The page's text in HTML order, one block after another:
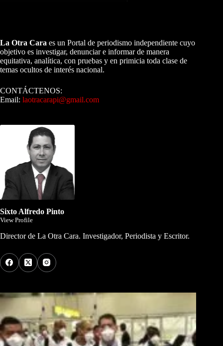
La Otra Cara es un Portal de periodismo independiente cuyo
objetivo es investigar, denunciar e informar de manera
equitativa, analítica, con pruebas y en primicia toda clase de
temas ocultos de interés nacional.
CONTÁCTENOS:
Email: laotracarapi@gmail.com
Sixto Alfredo Pinto
View Profile
Director de La Otra Cara. Investigador, Periodista y Escritor.